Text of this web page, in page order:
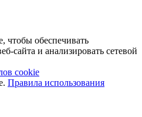
чтобы обеспечивать
сайта и анализировать сетевой
cookie
Правила использования